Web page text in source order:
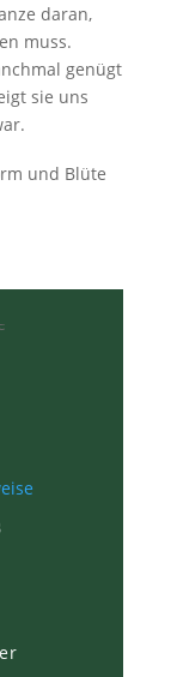
daran,
muss.
genügt
sie uns